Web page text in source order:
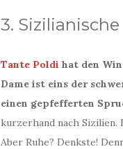
3.
Tante Poldi hat den
Dame ist eins der
einen gepfefferten
kurzerhand nach Sizilien.
Aber Ruhe? Denkste!